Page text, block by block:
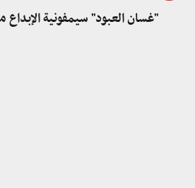
"غسان العبود" سيمفونية الإبداع